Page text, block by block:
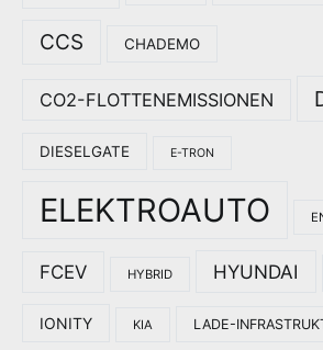
CCS CHADEMO
CO2-FLOTTENEMISSIONEN
DIESELGATE E-TRON
ELEKTROAUTO
FCEV HYBRID HYUNDAI
IONITY KIA LADE-